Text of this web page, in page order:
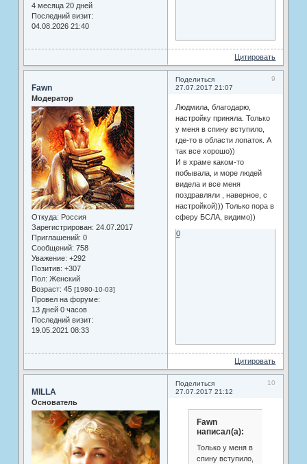
4 месяца 20 дней
Последний визит:
04.08.2026 21:40
Цитировать
Поделиться
9
27.07.2017 21:07
Fawn
Модератор
Откуда: Россия
Зарегистрирован: 24.07.2017
Приглашений: 0
Сообщений: 758
Уважение: +292
Позитив: +307
Пол: Женский
Возраст: 45 [1980-10-03]
Провел на форуме:
13 дней 0 часов
Последний визит:
19.05.2021 08:33
Людмила, благодарю,
настройку приняла. Только
у меня в спину вступило,
где-то в области лопаток. А
так все хорошо))
И в храме каком-то
побывала, и море людей
видела и все меня
поздравляли , наверное, с
настройкой))) Только пора в
сферу БСЛА, видимо))
0
Цитировать
Поделиться
10
27.07.2017 21:12
MILLA
Основатель
Fawn
написал(а):
Только у меня в
спину вступило,